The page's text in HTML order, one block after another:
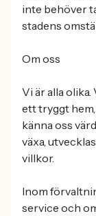
inte behöver
stadens
Om oss
Vi är alla
ett tryggt
känna oss
växa,
villkor.
Inom
service och